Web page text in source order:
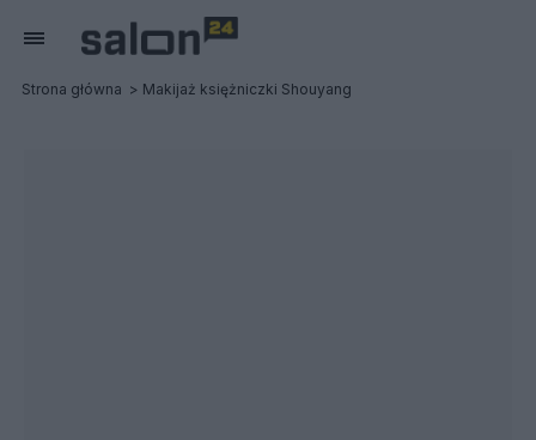
Strona główna Makijaż księżniczki Shouyang